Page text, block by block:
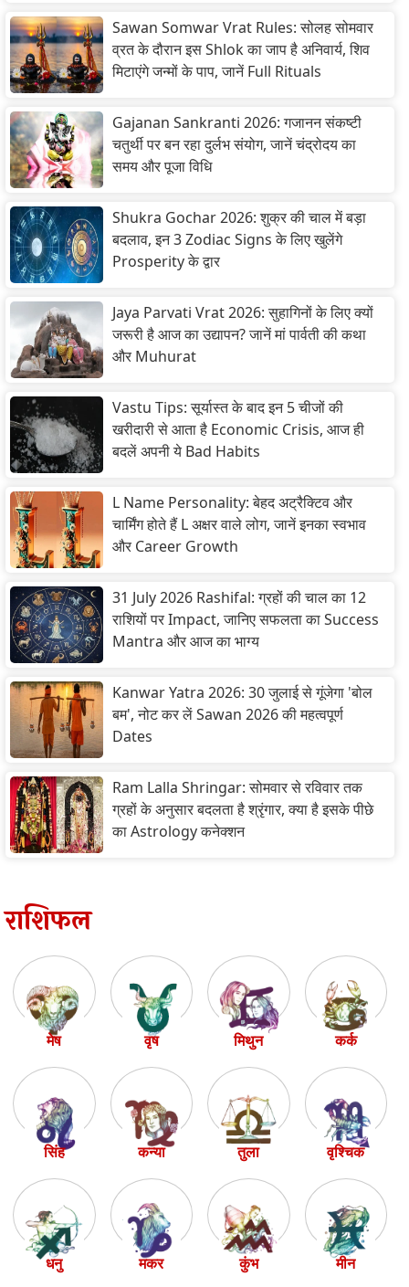
Sawan Somwar Vrat Rules: सोलह सोमवार
व्रत के दौरान इस Shlok का जाप है अनिवार्य, शिव
मिटाएंगे जन्मों के पाप, जानें Full Rituals
Gajanan Sankranti 2026: गजानन संकष्टी
चतुर्थी पर बन रहा दुर्लभ संयोग, जानें चंद्रोदय का
समय और पूजा विधि
Shukra Gochar 2026: शुक्र की चाल में बड़ा
बदलाव, इन 3 Zodiac Signs के लिए खुलेंगे
Prosperity के द्वार
Jaya Parvati Vrat 2026: सुहागिनों के लिए क्यों
जरूरी है आज का उद्यापन? जानें मां पार्वती की कथा
और Muhurat
Vastu Tips: सूर्यास्त के बाद इन 5 चीजों की
खरीदारी से आता है Economic Crisis, आज ही
बदलें अपनी ये Bad Habits
L Name Personality: बेहद अट्रैक्टिव और
चार्मिंग होते हैं L अक्षर वाले लोग, जानें इनका स्वभाव
और Career Growth
31 July 2026 Rashifal: ग्रहों की चाल का 12
राशियों पर Impact, जानिए सफलता का Success
Mantra और आज का भाग्य
Kanwar Yatra 2026: 30 जुलाई से गूंजेगा 'बोल
बम', नोट कर लें Sawan 2026 की महत्वपूर्ण
Dates
Ram Lalla Shringar: सोमवार से रविवार तक
ग्रहों के अनुसार बदलता है श्रृंगार, क्या है इसके पीछे
का Astrology कनेक्शन
राशिफल
मेष वृष मिथुन कर्क
सिंह कन्या तुला वृश्चिक
धनु मकर कुंभ मीन